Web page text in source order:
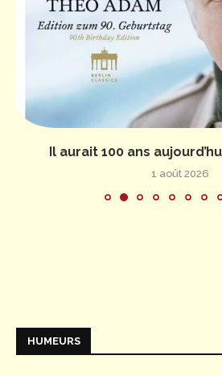
Il aurait 100 ans
1 août 2026
HUMEURS